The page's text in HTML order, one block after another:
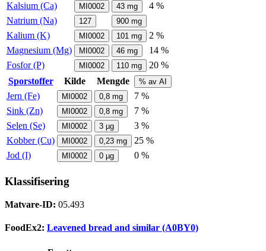
Kalsium (Ca) MI0002 43 mg
4 %
Natrium (Na)
127 900 mg
Kalium (K) MI0002 101 mg
2 %
Magnesium (Mg)
MI0002 46 mg
14 %
Fosfor (P)
MI0002 110 mg
20 %
Sporstoffer
Kilde Mengde % av AI
Jern (Fe) MI0002 0,8 mg
7 %
Sink (Zn)
MI0002 0,8 mg
7 %
Selen (Se)
MI0002 3 µg
3 %
Kobber (Cu)
MI0002 0,23 mg
25 %
Jod (I)
MI0002 0 µg 0 %
Klassifisering
Matvare-ID: 05.493
FoodEx2: Leavened bread and similar (A0BY0)